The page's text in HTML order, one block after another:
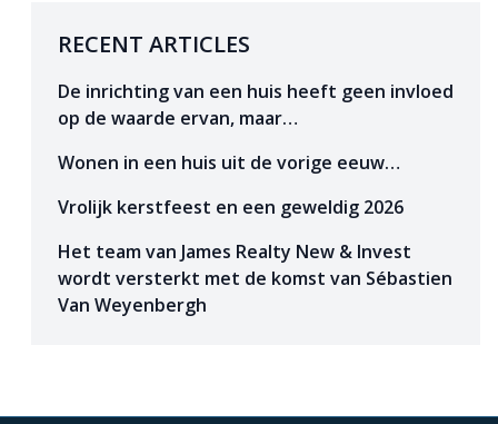
RECENT ARTICLES
De inrichting van een huis heeft geen invloed
op de waarde ervan, maar…
Wonen in een huis uit de vorige eeuw…
Vrolijk kerstfeest en een geweldig 2026
Het team van James Realty New & Invest
wordt versterkt met de komst van Sébastien
Van Weyenbergh